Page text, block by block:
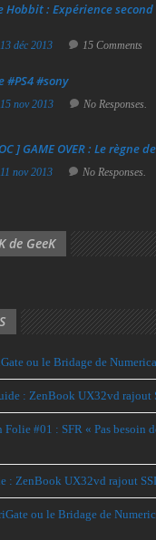
Hobbit : Expérience
13 déc 2013 15 Comments
#PS4 #sony
15 nov 2013 No Responses.
] GAME OVER : Le règne
11 nov 2013 No Responses.
de GeeK
ou le Bridage de
: ZenBook UX32vd rajout
Folie #01 : SFR « Pas besoin
: ZenBook UX32vd rajout
ou le Bridage de